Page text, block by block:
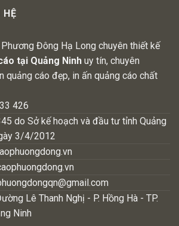
HỆ
Đông Hạ Long chuyên thiết kế
tại Quảng Ninh uy tín, chuyên
quảng cáo đẹp, in ấn quảng cáo chất
426
do Sở kế hoạch và đầu tư tỉnh Quảng
3/4/2012
Lê Thanh Nghị - P. Hồng Hà - TP.
Ninh